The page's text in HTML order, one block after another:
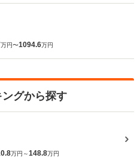
万円〜1094.6万円
グから探す
万円～148.8万円